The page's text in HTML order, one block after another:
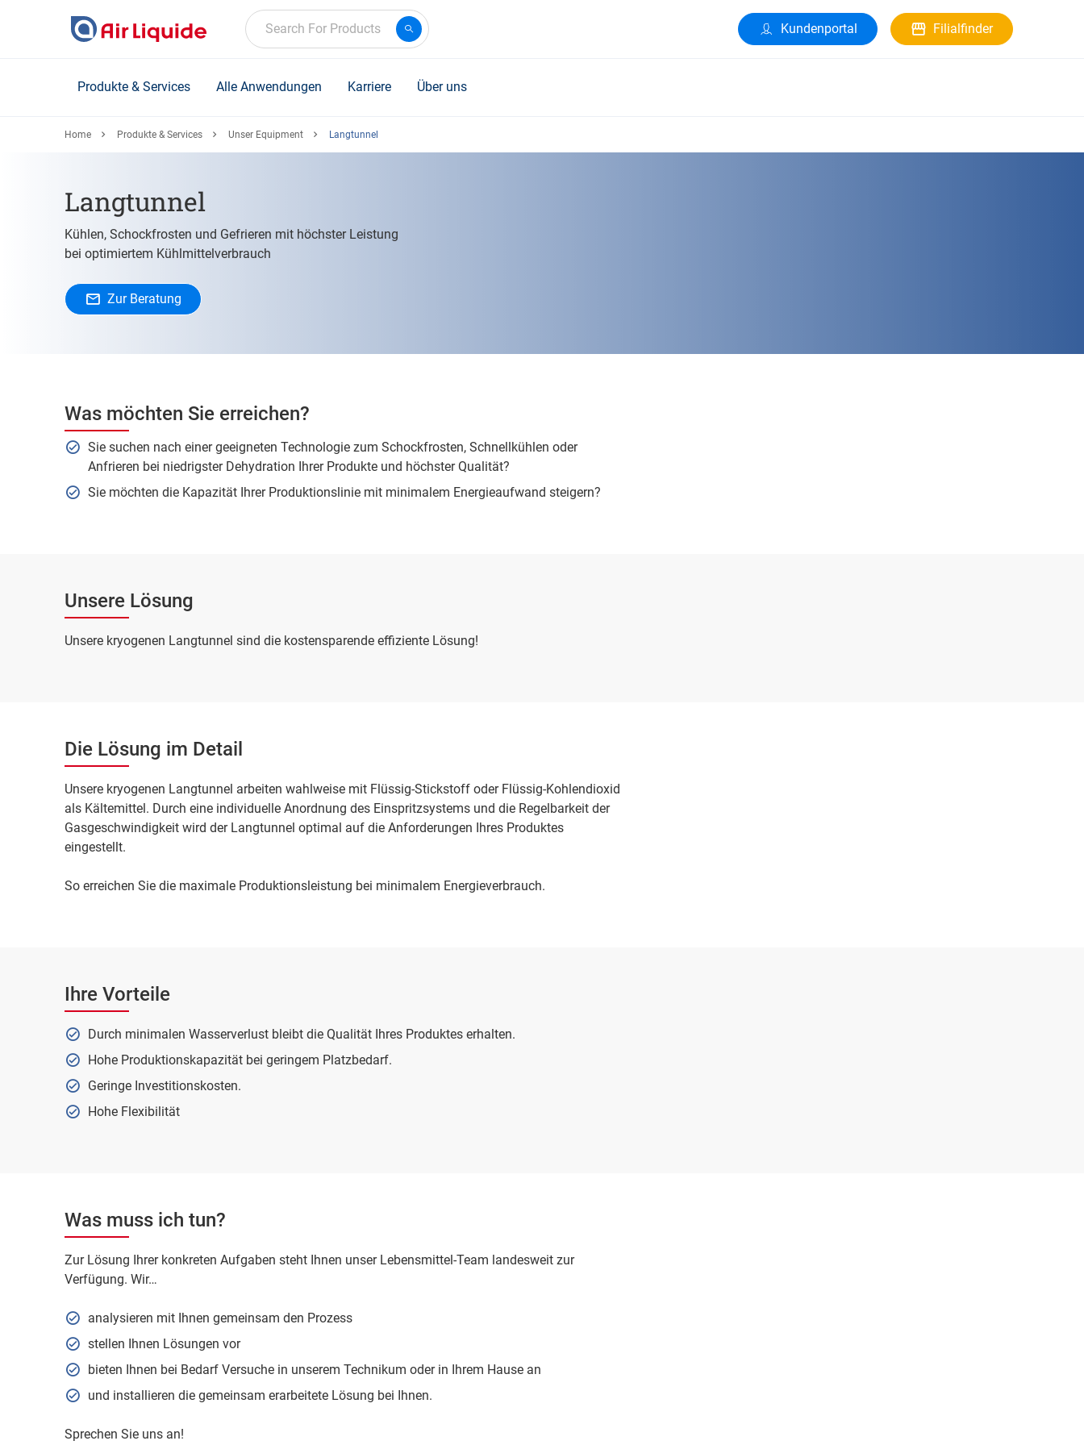
Search For Products Kundenportal Filialfinder
Produkte & Services Alle Anwendungen Karriere Über uns
Home Produkte & Services Unser Equipment Langtunnel
Langtunnel
Kühlen, Schockfrosten und Gefrieren mit höchster Leistung
bei optimiertem Kühlmittelverbrauch
Zur Beratung
Was möchten Sie erreichen?
Sie suchen nach einer geeigneten Technologie zum Schockfrosten, Schnellkühlen oder
Anfrieren bei niedrigster Dehydration Ihrer Produkte und höchster Qualität?
Sie möchten die Kapazität Ihrer Produktionslinie mit minimalem Energieaufwand steigern?
Unsere Lösung
Unsere kryogenen Langtunnel sind die kostensparende effiziente Lösung!
Die Lösung im Detail
Unsere kryogenen Langtunnel arbeiten wahlweise mit Flüssig-Stickstoff oder Flüssig-Kohlendioxid
als Kältemittel. Durch eine individuelle Anordnung des Einspritzsystems und die Regelbarkeit der
Gasgeschwindigkeit wird der Langtunnel optimal auf die Anforderungen Ihres Produktes
eingestellt.
So erreichen Sie die maximale Produktionsleistung bei minimalem Energieverbrauch.
Ihre Vorteile
Durch minimalen Wasserverlust bleibt die Qualität Ihres Produktes erhalten.
Hohe Produktionskapazität bei geringem Platzbedarf.
Geringe Investitionskosten.
Hohe Flexibilität
Was muss ich tun?
Zur Lösung Ihrer konkreten Aufgaben steht Ihnen unser Lebensmittel-Team landesweit zur
Verfügung. Wir…
analysieren mit Ihnen gemeinsam den Prozess
stellen Ihnen Lösungen vor
bieten Ihnen bei Bedarf Versuche in unserem Technikum oder in Ihrem Hause an
und installieren die gemeinsam erarbeitete Lösung bei Ihnen.
Sprechen Sie uns an!